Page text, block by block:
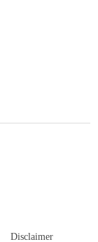
Disclaimer